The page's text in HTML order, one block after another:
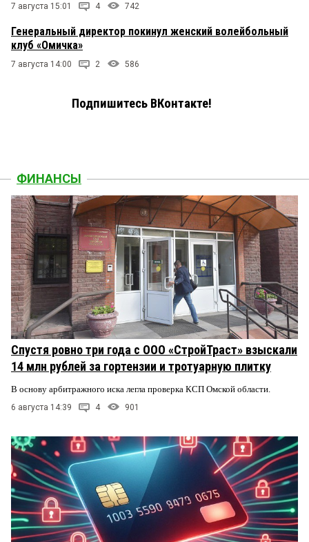
7 августа 15:01 4 742
Генеральный директор покинул женский волейбольный
клуб «Омичка»
7 августа 14:00 2 586
Подпишитесь ВКонтакте!
ФИНАНСЫ
Спустя ровно три года с ООО «СтройТраст» взыскали
14 млн рублей за гортензии и тротуарную плитку
В основу арбитражного иска легла проверка КСП Омской области.
6 августа 14:39 4 901